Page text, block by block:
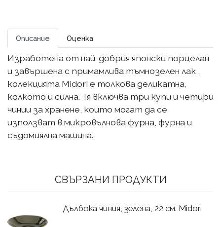
Описание Оценка
Изработена от най-добрия японски порцелан
и завършена с примамлива тъмнозелен лак ,
колекцията Midori е толкова деликатна,
колкото и силна. Тя включва три купи и четири
чинии за хранене, които могат да се
използват в микровълнова фурна, фурна и
съдомиялна машина.
СВЪРЗАНИ ПРОДУКТИ
Дълбока чиния, зелена, 22 см. Midori